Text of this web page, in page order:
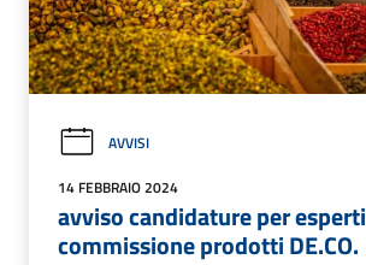
AVVISI
14 FEBBRAIO 2024
avviso candidature per esperti
commissione prodotti DE.CO.